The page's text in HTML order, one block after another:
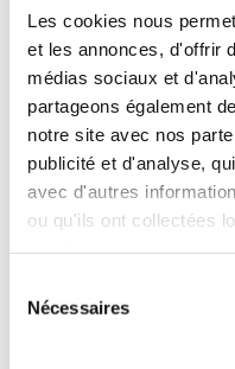
Les cookies nous
et les annonces, d'offrir
médias sociaux et
partageons également
notre site avec nos
publicité et d'analyse,
avec d'autres
ou qu'ils ont collectées
Nécessaires
cas de
fournit des
permettront de
franchise est un
qui met en relation
avec des
activité rentable
offre aux gens la
leur vie en main,